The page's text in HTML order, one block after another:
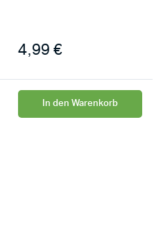
4,99 €
In den Warenkorb